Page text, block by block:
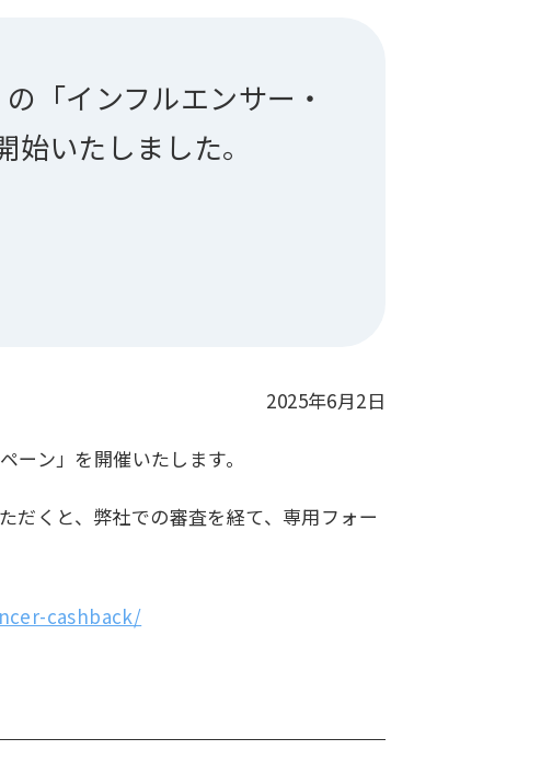
「インフルエンサー・
いたしました。
2025年6月2日
ン」を開催いたします。
だくと、弊社での審査を経て、専用フォー
cashback/